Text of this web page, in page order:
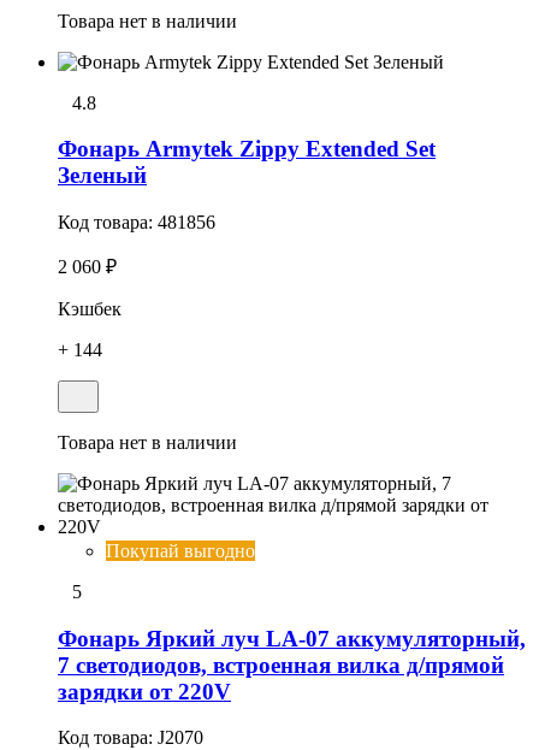
Товара нет в наличии
4.8
Фонарь Armytek Zippy Extended Set
Зеленый
Код товара: 481856
2 060 ₽
Кэшбек
+ 144
Товара нет в наличии
Покупай выгодно
5
Фонарь Яркий луч LA-07 аккумуляторный,
7 светодиодов, встроенная вилка д/прямой
зарядки от 220V
Код товара: J2070